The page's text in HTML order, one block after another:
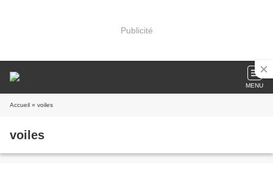
Publicité
MENU
Accueil » voiles
voiles